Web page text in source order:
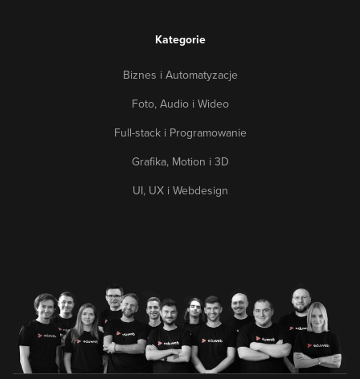
Kategorie
Biznes i Automatyzacje
Foto, Audio i Wideo
Full-stack i Programowanie
Grafika, Motion i 3D
UI, UX i Webdesign